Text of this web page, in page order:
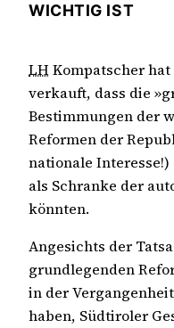
WICHTIG IST
LH Kompatscher
verkauft, dass die
Bestimmungen der
Reformen der
nationale
als Schranke der
könnten.
Angesichts der
grundlegenden
in der
haben, Südtiroler